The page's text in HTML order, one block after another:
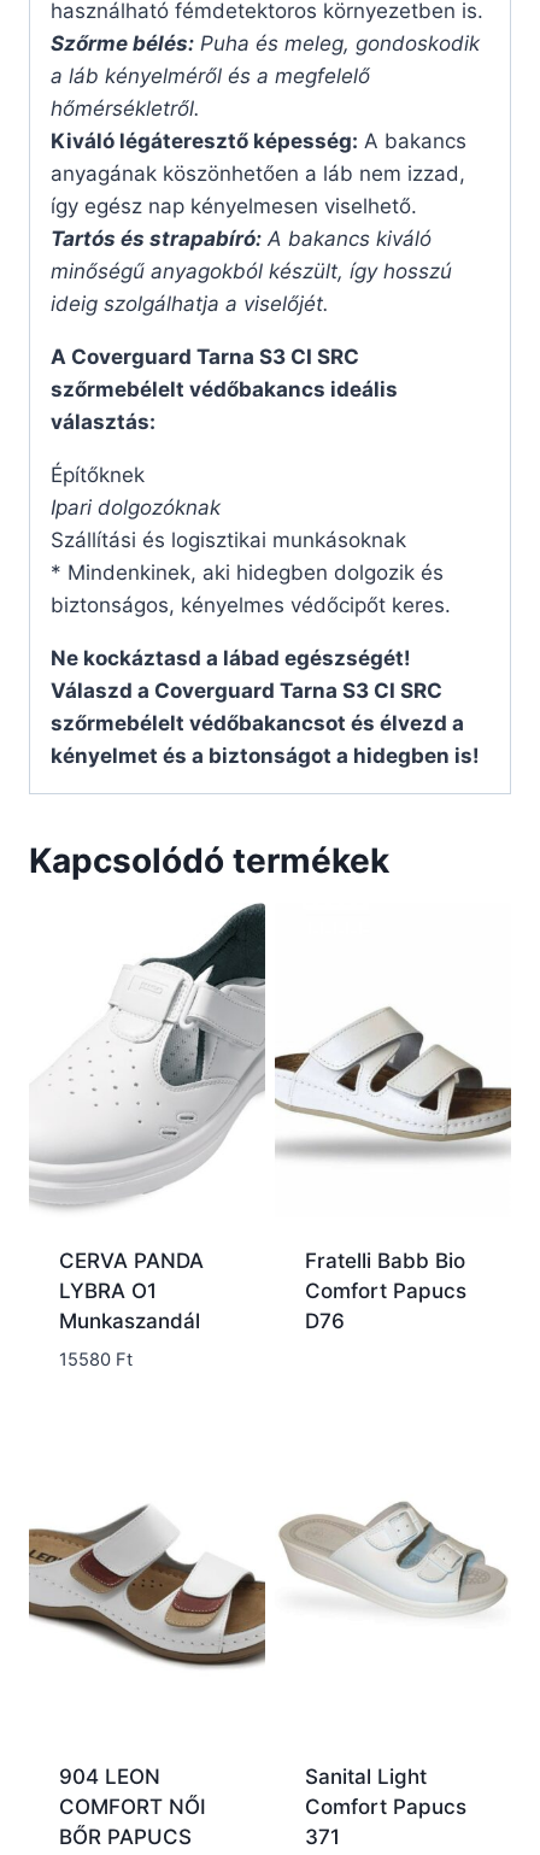
használható fémdetektoros környezetben is.
Szőrme bélés: Puha és meleg, gondoskodik
a láb kényelméről és a megfelelő
hőmérsékletről.
Kiváló légáteresztő képesség: A bakancs
anyagának köszönhetően a láb nem izzad,
így egész nap kényelmesen viselhető.
Tartós és strapabíró: A bakancs kiváló
minőségű anyagokból készült, így hosszú
ideig szolgálhatja a viselőjét.
A Coverguard Tarna S3 CI SRC
szőrmebélelt védőbakancs ideális
választás:
Építőknek
Ipari dolgozóknak
Szállítási és logisztikai munkásoknak
* Mindenkinek, aki hidegben dolgozik és
biztonságos, kényelmes védőcipőt keres.
Ne kockáztasd a lábad egészségét!
Válaszd a Coverguard Tarna S3 CI SRC
szőrmebélelt védőbakancsot és élvezd a
kényelmet és a biztonságot a hidegben is!
Kapcsolódó termékek
CERVA PANDA
LYBRA O1
Munkaszandál
15580 Ft
Fratelli Babb Bio
Comfort Papucs
D76
904 LEON
COMFORT NŐI
BŐR PAPUCS
Sanital Light
Comfort Papucs
371